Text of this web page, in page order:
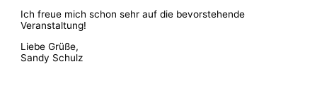
Ich freue mich schon sehr auf die bevorstehende
Veranstaltung!
Liebe Grüße,
Sandy Schulz